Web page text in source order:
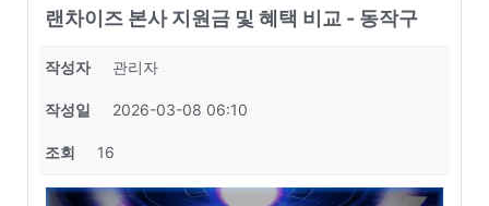
랜차이즈 본사 지원금 및 혜택 비교 - 동작구
작성자 관리자
작성일 2026-03-08 06:10
조회 16